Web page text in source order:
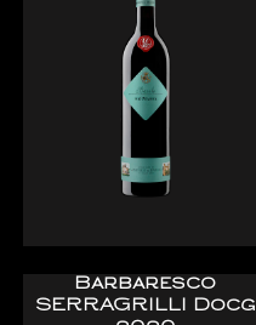
Barbaresco
SERRAGRILLI Docg